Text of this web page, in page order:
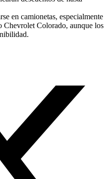
en camionetas, especialmente
Chevrolet Colorado, aunque los